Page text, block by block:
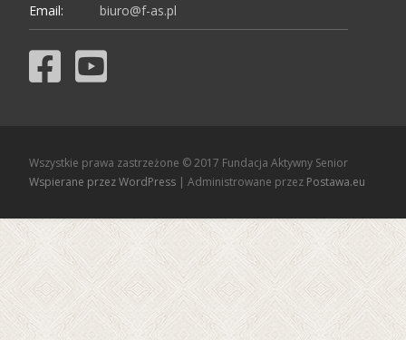
Email: biuro@f-as.pl
Wszystkie prawa zastrzeżone © 2017 Fundacja Aktywny Senior
Wspierane przez WordPress | Administrowane przez Postawa.eu